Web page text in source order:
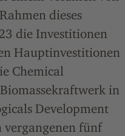
dieses
die Investitionen
Hauptinvestitionen
Chemical
in
Development
vergangenen fünf